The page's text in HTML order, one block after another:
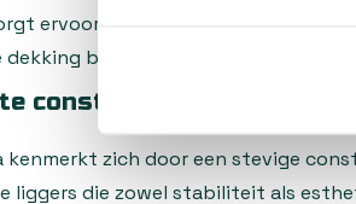
ervoor dat de pergola niet
dekking biedt voor een comfortabel
constructie met
kenmerkt zich door een stevige
liggers die zowel stabiliteit als